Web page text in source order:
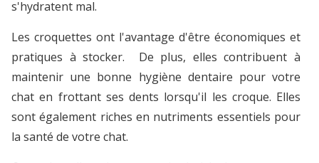
s'hydratent mal.
Les croquettes ont l'avantage d'être économiques et
pratiques à stocker. De plus, elles contribuent à
maintenir une bonne hygiène dentaire pour votre
chat en frottant ses dents lorsqu'il les croque. Elles
sont également riches en nutriments essentiels pour
la santé de votre chat.